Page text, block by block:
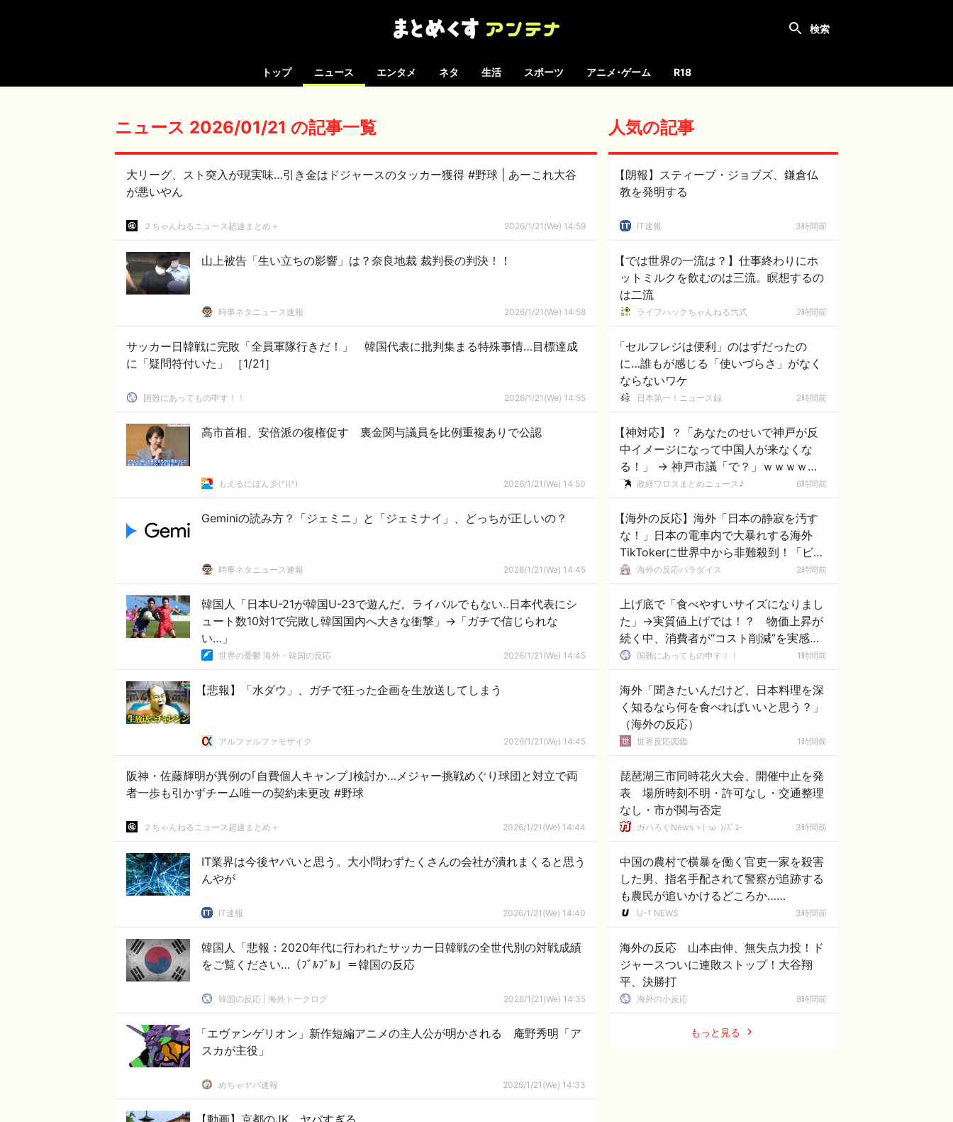
トップ ニュース エンタメ ネタ 生活 スポーツ アニメ･ゲーム R18
ニュース 2026/01/21 の記事一覧
大リーグ、スト突入が現実味…引き金はドジャースのタッカー獲得 #野球 | あーこれ大谷
が悪いやん
２ちゃんねるニュース超速まとめ＋ 2026/1/21(We) 14:59
山上被告「生い立ちの影響」は？奈良地裁 裁判長の判決！！
時事ネタニュース速報 2026/1/21(We) 14:58
サッカー日韓戦に完敗「全員軍隊行きだ！」 韓国代表に批判集まる特殊事情…目標達成
に「疑問符付いた」 ［1/21］
国難にあってもの申す！！ 2026/1/21(We) 14:55
高市首相、安倍派の復権促す 裏金関与議員を比例重複ありで公認
もえるにほん彡(^)(^) 2026/1/21(We) 14:50
Geminiの読み方？「ジェミニ」と「ジェミナイ」、どっちが正しいの？
時事ネタニュース速報 2026/1/21(We) 14:45
韓国人「日本U-21が韓国U-23で遊んだ。ライバルでもない‥日本代表にシ
ュート数10対1で完敗し韓国国内へ大きな衝撃」→「ガチで信じられな
い…」
世界の憂鬱 海外・韓国の反応 2026/1/21(We) 14:45
【悲報】「水ダウ」、ガチで狂った企画を生放送してしまう
アルファルファモザイク 2026/1/21(We) 14:45
阪神・佐藤輝明が異例の｢自費個人キャンプ｣検討か…メジャー挑戦めぐり球団と対立で両
者一歩も引かずチーム唯一の契約未更改 #野球
２ちゃんねるニュース超速まとめ＋ 2026/1/21(We) 14:44
IT業界は今後ヤバいと思う。大小問わずたくさんの会社が潰れまくると思う
んやが
IT速報 2026/1/21(We) 14:40
韓国人「悲報：2020年代に行われたサッカー日韓戦の全世代別の対戦成績
をご覧ください…（ﾌﾞﾙﾌﾞﾙ」＝韓国の反応
韓国の反応 | 海外トークログ 2026/1/21(We) 14:35
「エヴァンゲリオン」新作短編アニメの主人公が明かされる 庵野秀明「ア
スカが主役」
めちゃヤバ速報 2026/1/21(We) 14:33
【動画】京都のJK、ヤバすぎる
人気の記事
【朗報】スティーブ・ジョブズ、鎌倉仏
教を発明する
IT速報 3時間前
【では世界の一流は？】仕事終わりにホ
ットミルクを飲むのは三流。瞑想するの
は二流
ライフハックちゃんねる弐式 2時間前
「セルフレジは便利」のはずだったの
に…誰もが感じる「使いづらさ」がなく
ならないワケ
日本第一！ニュース録 2時間前
【神対応】？「あなたのせいで神戸が反
中イメージになって中国人が来なくな
る！」 → 神戸市議「で？」ｗｗｗｗｗ
ｗｗｗｗｗｗｗｗｗｗ
政経ワロスまとめニュース♪ 6時間前
【海外の反応】海外「日本の静寂を汚す
な！」日本の電車内で大暴れする海外
TikTokerに世界中から非難殺到！「ビザ
を取り消して即刻強制送還すべき」
海外の反応パラダイス 2時間前
上げ底で「食べやすいサイズになりまし
た」→実質値上げでは！？ 物価上昇が
続く中、消費者が“コスト削減”を実感す
る場面 [8/9]
国難にあってもの申す！！ 1時間前
海外「聞きたいんだけど、日本料理を深
く知るなら何を食べればいいと思う？」
（海外の反応）
世界反応図鑑 1時間前
琵琶湖三市同時花火大会、開催中止を発
表 場所時刻不明・許可なし・交通整理
なし・市が関与否定
ガハろぐNewsヽ(･ω･)/ｽﾞｺｰ 3時間前
中国の農村で横暴を働く官吏一家を殺害
した男、指名手配されて警察が追跡する
も農民が追いかけるどころか……
U-1 NEWS 3時間前
海外の反応 山本由伸、無失点力投！ド
ジャースついに連敗ストップ！大谷翔
平、決勝打
海外の小反応 8時間前
もっと見る